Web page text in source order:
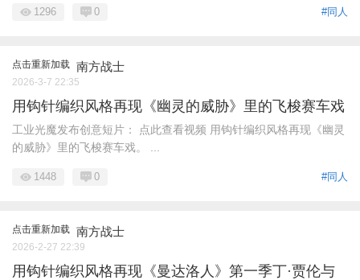
#同人
1296 0
点击重新加载 南方战士
2026-3-7 22:35
用钩针编织风格再现《幽灵的威胁》里的飞梭赛车戏
工业光魔发布创意短片： 点此查看视频 用钩针编织风格再现《幽灵
的威胁》里的飞梭赛车戏。 ...
#同人
1448 0
点击重新加载 南方战士
2026-2-27 22:39
用钩针编织风格再现《曼达洛人》第一季丁·贾伦与